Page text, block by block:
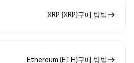
XRP (XRP)구매 방법
Ethereum (ETH)구매 방법